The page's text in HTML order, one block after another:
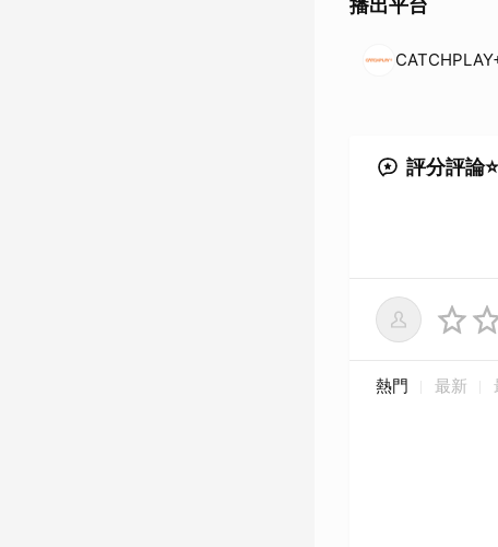
播出平台
評分評論⭐
熱門 最新